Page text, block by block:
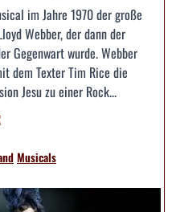
im Jahre 1970 der große
Webber, der dann der
Gegenwart wurde. Webber
dem Texter Tim Rice die
Jesu zu einer Rock...
Musicals